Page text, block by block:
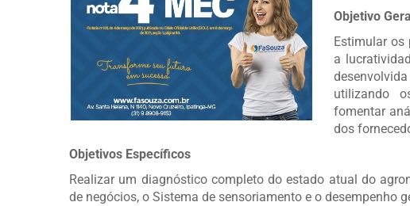
Objetivo
Estimular os
a
utilizando
fomentar
dos
Objetivos Específicos
Realizar um diagnóstico completo do estado atual do
de negócios, o Sistema de sensoriamento e o desempenho